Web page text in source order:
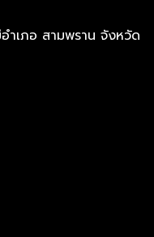
ำเภอ สามพราน จังหวัด